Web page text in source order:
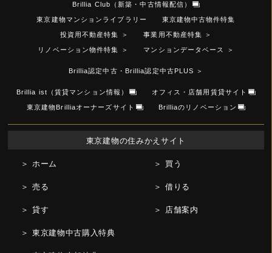
Brillia Club（新築・中古情報配信）
東京建物マンションライブラリー 東京建物中古物件特集
投資用不動産特集 ＞ 事業用不動産特集 ＞
リノベーション物件特集 ＞ マンションデータベース ＞
Brillia認定中古・Brillia認定中古PLUS ＞
Brillia ist（賃貸マンション情報） オフィス・店舗用賃貸サイト
東京建物Brilliaオーナーズサイト Brilliaのリノベーション
東京建物の住みかえサイト
＞ ホーム ＞ 買う
＞ 売る ＞ 借りる
＞ 貸す ＞ 店舗案内
＞ 東京建物中古購入特典